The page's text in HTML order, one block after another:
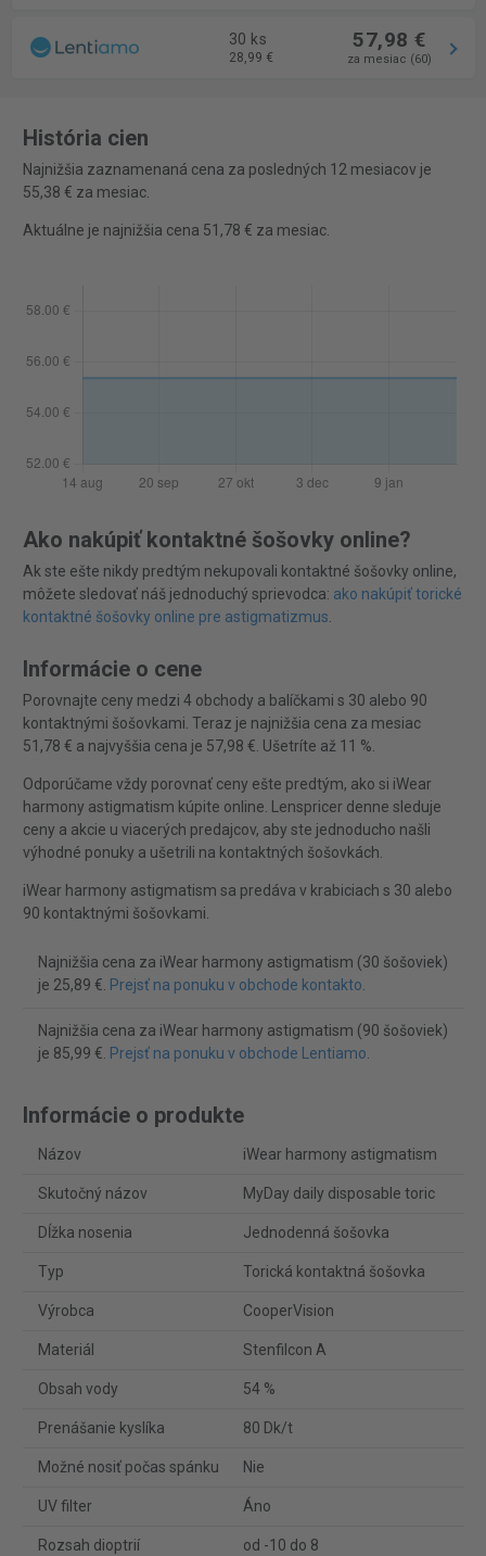
30 ks
28,99 €
57,98 €
za mesiac (60)
História cien
Najnižšia zaznamenaná cena za posledných 12 mesiacov je
55,38 € za mesiac.
Aktuálne je najnižšia cena 51,78 € za mesiac.
Ako nakúpiť kontaktné šošovky online?
Ak ste ešte nikdy predtým nekupovali kontaktné šošovky online,
môžete sledovať náš jednoduchý sprievodca: ako nakúpiť torické
kontaktné šošovky online pre astigmatizmus.
Informácie o cene
Porovnajte ceny medzi 4 obchody a balíčkami s 30 alebo 90
kontaktnými šošovkami. Teraz je najnižšia cena za mesiac
51,78 € a najvyššia cena je 57,98 €. Ušetríte až 11 %.
Odporúčame vždy porovnať ceny ešte predtým, ako si iWear
harmony astigmatism kúpite online. Lenspricer denne sleduje
ceny a akcie u viacerých predajcov, aby ste jednoducho našli
výhodné ponuky a ušetrili na kontaktných šošovkách.
iWear harmony astigmatism sa predáva v krabiciach s 30 alebo
90 kontaktnými šošovkami.
Najnižšia cena za iWear harmony astigmatism (30 šošoviek)
je 25,89 €. Prejsť na ponuku v obchode kontakto.
Najnižšia cena za iWear harmony astigmatism (90 šošoviek)
je 85,99 €. Prejsť na ponuku v obchode Lentiamo.
Informácie o produkte
Názov iWear harmony astigmatism
Skutočný názov MyDay daily disposable toric
Dĺžka nosenia Jednodenná šošovka
Typ Torická kontaktná šošovka
Výrobca CooperVision
Materiál Stenfilcon A
Obsah vody 54 %
Prenášanie kyslíka 80 Dk/t
Možné nosiť počas spánku Nie
UV filter Áno
Rozsah dioptrií od -10 do 8